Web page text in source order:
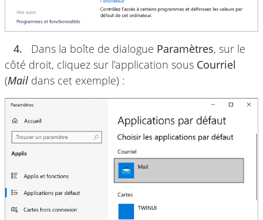
4. Dans la boîte de dialogue Paramètres, sur le
côté droit, cliquez sur l’application sous Courriel
(Mail dans cet exemple) :